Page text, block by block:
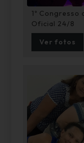
1º Congresso
Oficial 24/8
Ver fotos